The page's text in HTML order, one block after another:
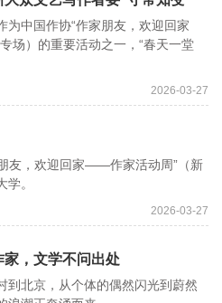
中国作协“作家朋友，欢迎回家
场）的重要活动之一，“春天一堂
2026-03-27
，欢迎回家——作家活动周”（新
。
2026-03-27
，文学不问出处
北京，从个体的偶然闪光到蔚然